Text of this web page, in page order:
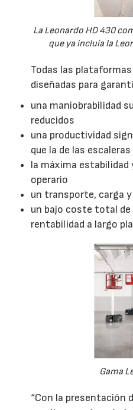
La Leonardo HD 430
que ya incluía la
Todas las
diseñadas para
una maniobrabilidad
reducidos
una productividad
que la de las
la máxima estabilidad
operario
un transporte, carga
un bajo coste total de
rentabilidad a largo
Gama
“Con la presentación